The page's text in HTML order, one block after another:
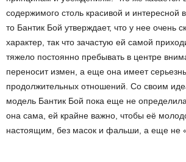
содержимого столь красивой и интересной
то Бантик Бой утверждает, что у нее очень
характер, так что зачастую ей самой
тяжело постоянно пребывать в центре
переносит измен, а еще она имеет
продолжительных отношений. Со своим
модель Бантик Бой пока еще не
она сама, ей крайне важно, чтобы её
настоящим, без масок и фальши, а еще не